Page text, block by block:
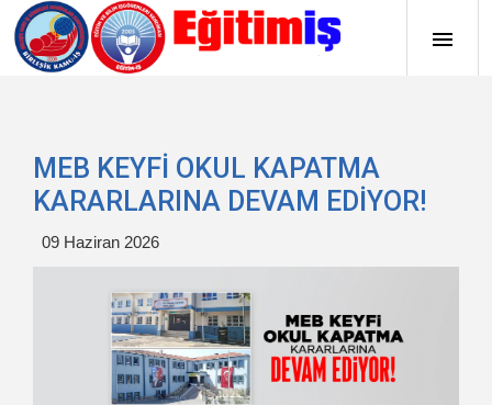
MEB KEYFİ OKUL KAPATMA
KARARLARINA DEVAM EDİYOR!
09 Haziran 2026